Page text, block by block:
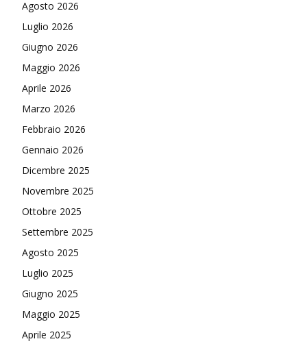
Agosto 2026
Luglio 2026
Giugno 2026
Maggio 2026
Aprile 2026
Marzo 2026
Febbraio 2026
Gennaio 2026
Dicembre 2025
Novembre 2025
Ottobre 2025
Settembre 2025
Agosto 2025
Luglio 2025
Giugno 2025
Maggio 2025
Aprile 2025